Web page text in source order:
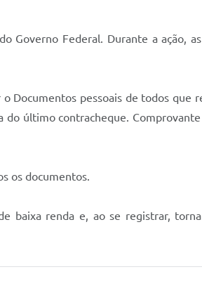
Governo Federal. Durante a ação,
Documentos pessoais de todos que
último contracheque.
os documentos.
baixa renda e, ao se registrar,